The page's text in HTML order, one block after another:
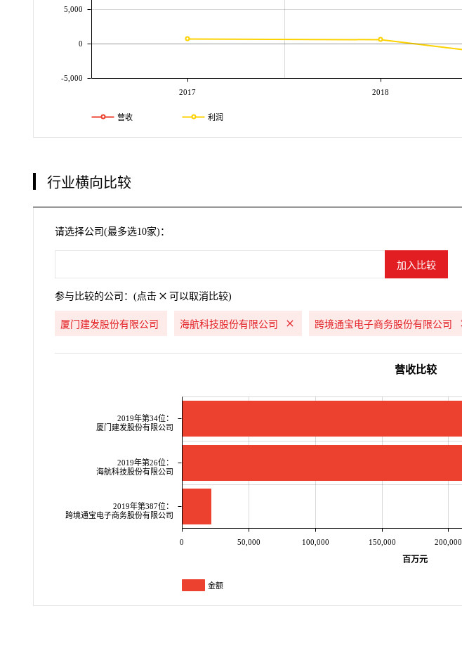
2017 2018
-5,000
0
5,000
营收 利润
行业横向比较
请选择公司(最多选10家)：
参与比较的公司：(点击 可以取消比较)
厦门建发股份有限公司 海航科技股份有限公司 跨境通宝电子商务股份有限公司
2019年第34位：
厦门建发股份有限公司
2019年第26位：
海航科技股份有限公司
2019年第387位：
跨境通宝电子商务股份有限公司
0 50,000 100,000 150,000 200,000
百万元
营收比较
金额